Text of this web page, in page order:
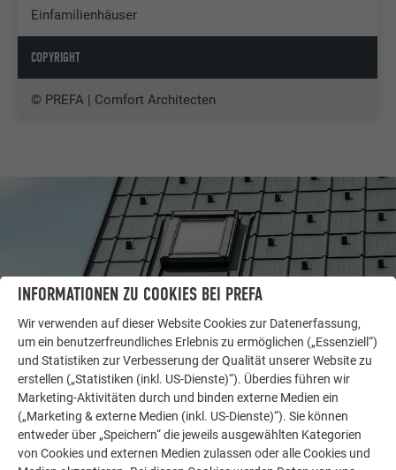
Einfamilienhäuser
COPYRIGHT
© PREFA | Comfort Architecten
LASSEN SIE SICH INSPIRIEREN
WEITERE OBJEKTE
INFORMATIONEN ZU COOKIES BEI PREFA
Wir verwenden auf dieser Website Cookies zur Datenerfassung,
um ein benutzerfreundliches Erlebnis zu ermöglichen („Essenziell“)
und Statistiken zur Verbesserung der Qualität unserer Website zu
erstellen („Statistiken (inkl. US-Dienste)“). Überdies führen wir
Marketing-Aktivitäten durch und binden externe Medien ein
(„Marketing & externe Medien (inkl. US-Dienste)“). Sie können
entweder über „Speichern“ die jeweils ausgewählten Kategorien
von Cookies und externen Medien zulassen oder alle Cookies und